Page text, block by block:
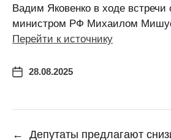
Вадим Яковенко в ходе встречи
министром РФ Михаилом
Перейти к источнику
28.08.2025
← Депутаты предлагают